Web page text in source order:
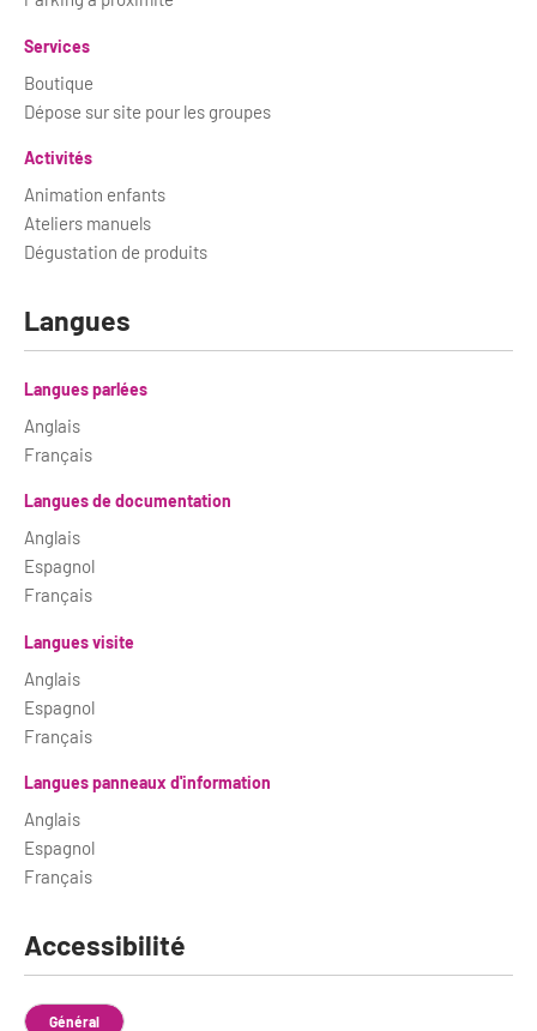
Services
Boutique
Dépose sur site pour les groupes
Activités
Animation enfants
Ateliers manuels
Dégustation de produits
Langues
Langues parlées
Anglais
Français
Langues de documentation
Anglais
Espagnol
Français
Langues visite
Anglais
Espagnol
Français
Langues panneaux d'information
Anglais
Espagnol
Français
Accessibilité
Général